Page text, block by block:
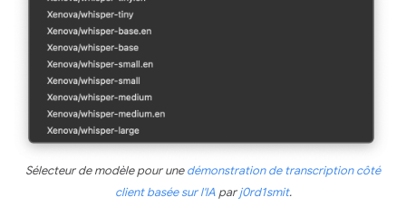
Sélecteur de modèle pour unedémonstration de transcription côté
client basée sur l'IAparj0rd1smit.